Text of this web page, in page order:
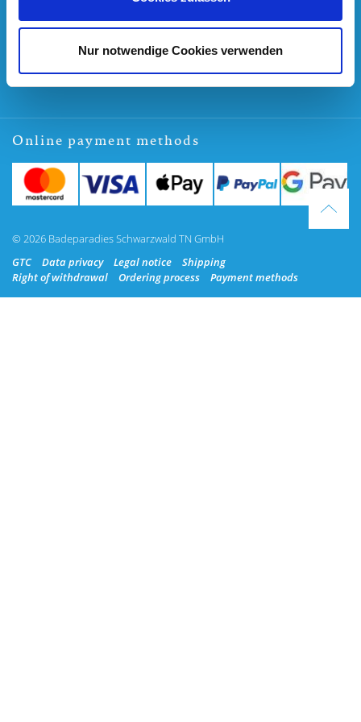
Nur notwendige Cookies verwenden
Press
FAQ
Online payment methods
© 2026 Badeparadies Schwarzwald TN GmbH
GTC
Data privacy Legal notice
Shipping
Right of withdrawal
Ordering process Payment methods